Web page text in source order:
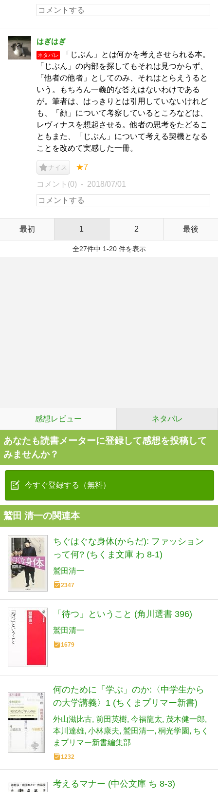
はぎはぎ
ネタバレ
「じぶん」とは何かを考えさせられる本。
「じぶん」の内部を探してもそれは見つからず、
「他者の他者」としてのみ、それはとらえうると
いう。もちろん一義的な答えはないわけである
が。筆者は、はっきりとは引用していないけれど
も、「顔」について考察しているところなどは、
レヴィナスを想起させる。他者の思考をたどるこ
ともまた、「じぶん」について考える契機となる
ことを改めて実感した一冊。
ナイス ★7
コメント(0) 2018/07/01
最初 1 2 最後
全27件中 1-20 件を表示
感想レビュー ネタバレ
あなたも読書メーターに登録して感想を投稿して
みませんか？
今すぐ登録する（無料）
鷲田 清一の関連本
ちぐはぐな身体(からだ): ファッション
って何? (ちくま文庫 わ 8-1)
鷲田清一
2347
「待つ」ということ (角川選書 396)
鷲田清一
1679
何のために「学ぶ」のか:〈中学生から
の大学講義〉1 (ちくまプリマー新書)
外山滋比古 前田英樹 今福龍太 茂木健一郎
本川達雄 小林康夫 鷲田清一 桐光学園
ちく
まプリマー新書編集部
1232
考えるマナー (中公文庫 ち 8-3)